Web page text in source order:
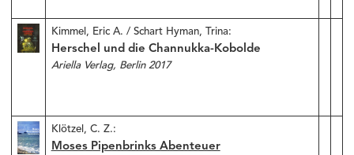
Kimmel, Eric A. / Schart Hyman, Trina:
Herschel und die Channukka-Kobolde
Ariella Verlag, Berlin 2017
Klötzel, C. Z.:
Moses Pipenbrinks Abenteuer